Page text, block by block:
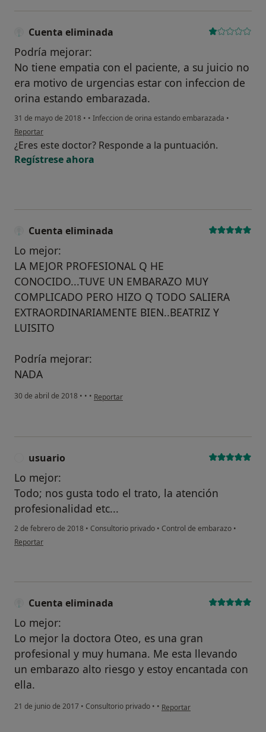
Cuenta eliminada
Podría mejorar:
No tiene empatia con el paciente, a su juicio no
era motivo de urgencias estar con infeccion de
orina estando embarazada.
31 de mayo de 2018 • • Infeccion de orina estando embarazada •
en opinión del usuario Cuenta eliminada
Reportar
¿Eres este doctor? Responde a la puntuación.
Regístrese ahora
Cuenta eliminada
Lo mejor:
LA MEJOR PROFESIONAL Q HE
CONOCIDO...TUVE UN EMBARAZO MUY
COMPLICADO PERO HIZO Q TODO SALIERA
EXTRAORDINARIAMENTE BIEN..BEATRIZ Y
LUISITO
Podría mejorar:
NADA
30 de abril de 2018 • • • en opinión del usuario Cuenta eliminada
Reportar
usuario
Lo mejor:
Todo; nos gusta todo el trato, la atención
profesionalidad etc...
2 de febrero de 2018 • Consultorio privado • Control de embarazo •
en opinión del usuario usuario
Reportar
Cuenta eliminada
Lo mejor:
Lo mejor la doctora Oteo, es una gran
profesional y muy humana. Me esta llevando
un embarazo alto riesgo y estoy encantada con
ella.
21 de junio de 2017 • Consultorio privado • • en opinión del usuario Cuenta
Reportar